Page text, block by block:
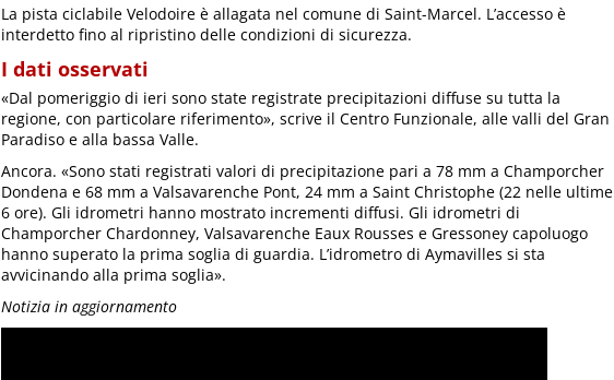
La pista ciclabile Velodoire è allagata nel comune di Saint-Marcel. L’accesso è
interdetto fino al ripristino delle condizioni di sicurezza.
I dati osservati
«Dal pomeriggio di ieri sono state registrate precipitazioni diffuse su tutta la
regione, con particolare riferimento», scrive il Centro Funzionale, alle valli del Gran
Paradiso e alla bassa Valle.
Ancora. «Sono stati registrati valori di precipitazione pari a 78 mm a Champorcher
Dondena e 68 mm a Valsavarenche Pont, 24 mm a Saint Christophe (22 nelle ultime
6 ore). Gli idrometri hanno mostrato incrementi diffusi. Gli idrometri di
Champorcher Chardonney, Valsavarenche Eaux Rousses e Gressoney capoluogo
hanno superato la prima soglia di guardia. L’idrometro di Aymavilles si sta
avvicinando alla prima soglia».
Notizia in aggiornamento